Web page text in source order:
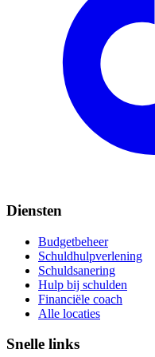
Diensten
Budgetbeheer
Schuldhulpverlening
Schuldsanering
Hulp bij schulden
Financiële coach
Alle locaties
Snelle links